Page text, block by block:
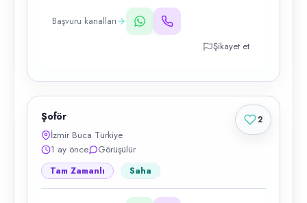
Başvuru kanalları
Şikayet et
Şoför
İzmir Buca Türkiye
1 ay önce
Görüşülür
Tam Zamanlı Saha
2